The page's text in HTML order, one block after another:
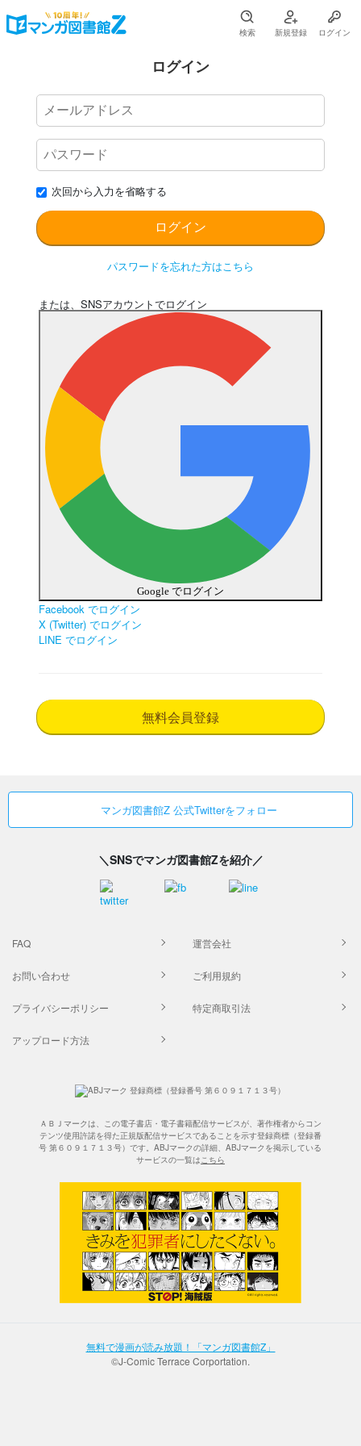
検索 新規登録 ログイン
ログイン
次回から入力を省略する
パスワードを忘れた方はこちら
または、SNSアカウントでログイン
Google でログイン
Facebook でログイン
X (Twitter) でログイン
LINE でログイン
無料会員登録
マンガ図書館Z 公式Twitterをフォロー
＼SNSでマンガ図書館Zを紹介／
FAQ 運営会社
お問い合わせ ご利用規約
プライバシーポリシー 特定商取引法
アップロード方法
ＡＢＪマークは、この電子書店・電子書籍配信サービスが、著作権者からコン
テンツ使用許諾を得た正規版配信サービスであることを示す登録商標（登録番
号 第６０９１７１３号）です。ABJマークの詳細、ABJマークを掲示している
サービスの一覧はこちら
無料で漫画が読み放題！「マンガ図書館Z」
©J-Comic Terrace Corportation.